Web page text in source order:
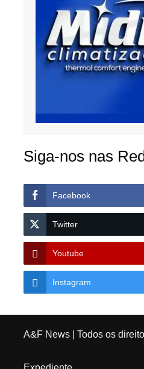
Siga-nos nas
Facebook
Twitter
Youtube
Instagram
A&F News| Todos os